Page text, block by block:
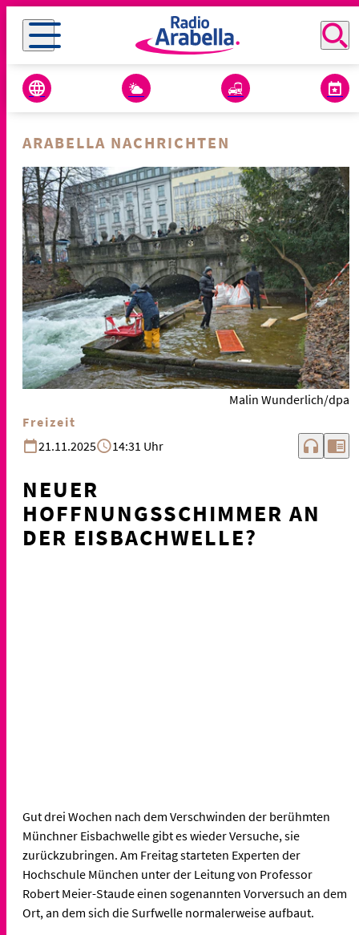
ARABELLA NACHRICHTEN
Malin Wunderlich/dpa
Freizeit
21.11.2025
14:31 Uhr headphones chrome_reader_mode
NEUER
HOFFNUNGSSCHIMMER AN
DER EISBACHWELLE?
Gut drei Wochen nach dem Verschwinden der berühmten
Münchner Eisbachwelle gibt es wieder Versuche, sie
zurückzubringen. Am Freitag starteten Experten der
Hochschule München unter der Leitung von Professor
Robert Meier-Staude einen sogenannten Vorversuch an dem
Ort, an dem sich die Surfwelle normalerweise aufbaut.